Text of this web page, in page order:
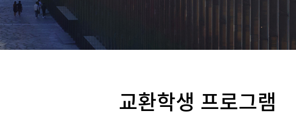
교환학생 프로그램